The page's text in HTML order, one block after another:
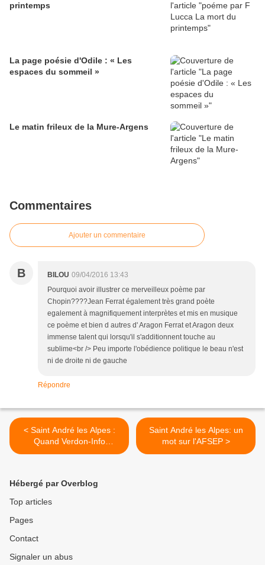
printemps
La page poésie d'Odile : « Les
espaces du sommeil »
Le matin frileux de la Mure-Argens
Commentaires
Ajouter un commentaire
B BILOU 09/04/2016 13:43
Pourquoi avoir illustrer ce merveilleux poème par
Chopin????Jean Ferrat également très grand poète
egalement à magnifiquement interprètes et mis en musique
ce poème et bien d autres d' Aragon Ferrat et Aragon deux
immense talent qui lorsqu'il s'additionnent touche au
sublime<br /> Peu importe l'obédience politique le beau n'est
ni de droite ni de gauche
Répondre
< Saint André les Alpes :
Quand Verdon-Info
rencontre Radio-Verdon...
Saint André les Alpes: un
mot sur l'AFSEP >
Hébergé par Overblog
Top articles
Pages
Contact
Signaler un abus